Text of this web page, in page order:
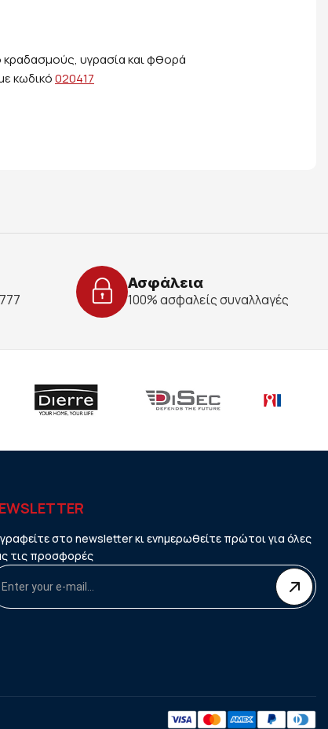
κραδασμούς, υγρασία και φθορά
κωδικό020417
Ασφάλεια
100% ασφαλείς συναλλαγές
στο newsletter κι ενημερωθείτε πρώτοι για όλες
τις προσφορές